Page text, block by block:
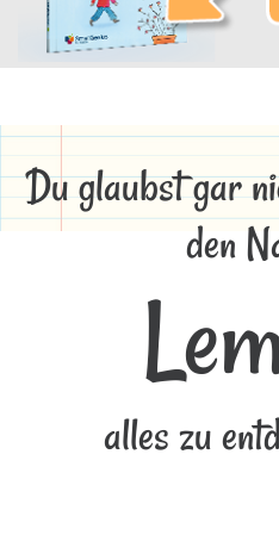
Du glaubst gar
den
alles zu